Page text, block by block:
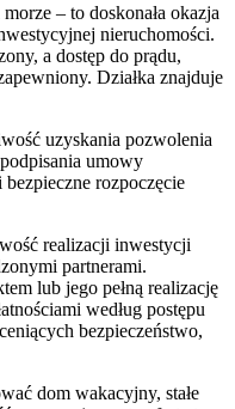
– to doskonała okazja
nieruchomości.
a dostęp do prądu,
Działka znajduje
uzyskania pozwolenia
umowy
rozpoczęcie
realizacji inwestycji
partnerami.
lub jego pełną realizację
według postępu
bezpieczeństwo,
dom wakacyjny, stałe